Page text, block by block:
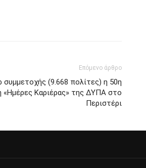
Επόμενο άρθρο
συμμετοχής (9.668 πολίτες) η 50η
Καριέρας» της ΔΥΠΑ στο
Περιστέρι